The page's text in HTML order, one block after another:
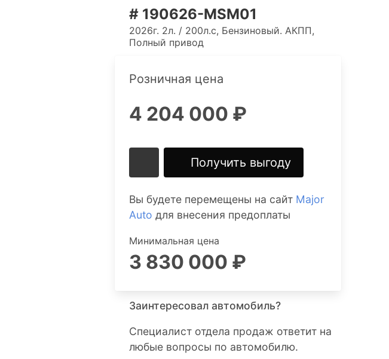
# 190626-MSM01
2026г. 2л. / 200л.с, Бензиновый. АКПП,
Полный привод
Розничная цена
4 204 000 ₽
Получить выгоду
Вы будете перемещены на сайт Major
Auto для внесения предоплаты
Минимальная цена
3 830 000 ₽
Заинтересовал автомобиль?
Специалист отдела продаж ответит на
любые вопросы по автомобилю.